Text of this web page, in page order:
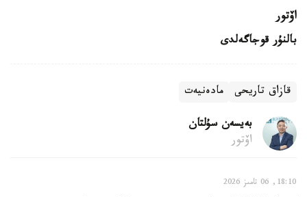
اۆتور
بالنۇر قوجاگەلدى
قازاق تاريحى مادەنيەت
بەيسەن سۇلتان
اۆتور
18:10, 06 تامىز 2026